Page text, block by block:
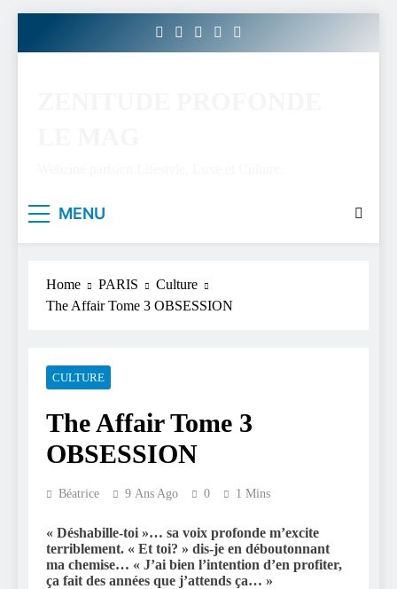
MENU
Home PARIS
Culture
The Affair Tome 3 OBSESSION
CULTURE
The Affair Tome 3
OBSESSION
Béatrice 9 Ans Ago 0 1 Mins
« Déshabille-toi »… sa voix profonde m’excite
terriblement. « Et toi? » dis-je en déboutonnant
ma chemise… « J’ai bien l’intention d’en profiter,
ça fait des années que j’attends ça… »